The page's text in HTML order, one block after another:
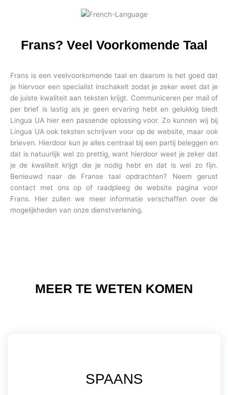
Frans? Veel Voorkomende Taal
Frans is een veelvoorkomende taal en daarom is het goed dat
je hiervoor een specialist inschakelt zodat je zeker weet dat je
de juiste kwaliteit aan teksten krijgt. Communiceren per mail of
per brief is lastig als je geen ervaring hebt en gelukkig biedt
Lingua UA hier een passende oplossing voor. Zo kunnen wij bij
Lingua UA ook teksten schrijven voor op de website, maar ook
brieven. Hierdoor kun je alles centraal bij een partij beleggen en
dat is natuurlijk wel zo prettig, want hierdoor weet je zeker dat
je de kwaliteit krijgt die je nodig hebt en dat is wel zo fijn.
Benieuwd naar de Franse taal opdrachten? Neem gerust
contact met ons op of raadpleeg de website pagina voor
Frans. Hier zullen we meer informatie verschaffen over de
mogelijkheden van onze dienstverlening.
MEER TE WETEN KOMEN
SPAANS